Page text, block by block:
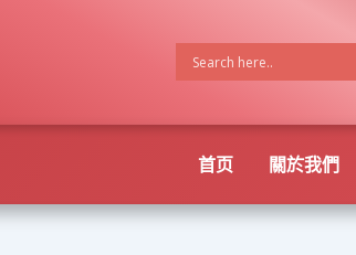
首页 關於我們